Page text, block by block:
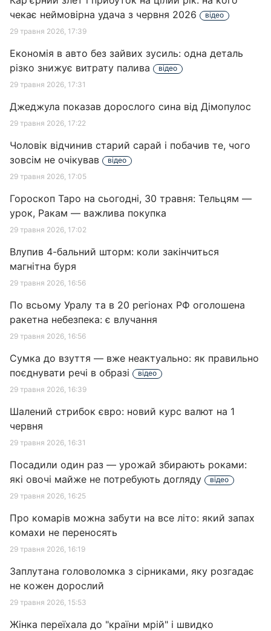
чекає неймовірна удача з червня 2026
відео
29 травня 2026, 17:39
Економія в авто без зайвих зусиль: одна деталь
різко знижує витрату палива
відео
29 травня 2026, 17:31
Джеджула показав дорослого сина від Дімопулос
29 травня 2026, 17:22
Чоловік відчинив старий сарай і побачив те, чого
зовсім не очікував
відео
29 травня 2026, 17:05
Гороскоп Таро на сьогодні, 30 травня: Тельцям —
урок, Ракам — важлива покупка
29 травня 2026, 17:02
Влупив 4-бальний шторм: коли закінчиться
магнітна буря
29 травня 2026, 16:56
По всьому Уралу та в 20 регіонах РФ оголошена
ракетна небезпека: є влучання
29 травня 2026, 16:56
Сумка до взуття — вже неактуально: як правильно
поєднувати речі в образі
відео
29 травня 2026, 16:39
Шалений стрибок євро: новий курс валют на 1
червня
29 травня 2026, 16:31
Посадили один раз — урожай збирають роками:
які овочі майже не потребують догляду
відео
29 травня 2026, 16:25
Про комарів можна забути на все літо: який запах
комахи не переносять
29 травня 2026, 16:19
Заплутана головоломка з сірниками, яку розгадає
не кожен дорослий
29 травня 2026, 15:53
Жінка переїхала до "країни мрій" і швидко